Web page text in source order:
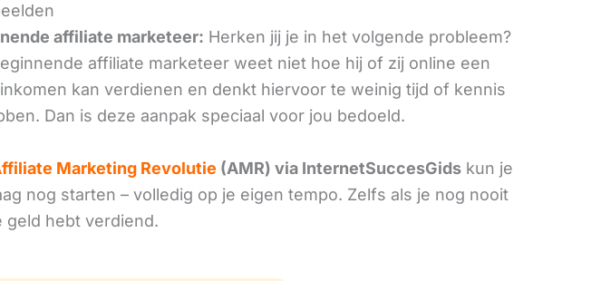
affiliate marketeer: Herken jij je in het volgende probleem?
affiliate marketeer weet niet hoe hij of zij online een
kan verdienen en denkt hiervoor te weinig tijd of kennis
Dan is deze aanpak speciaal voor jou bedoeld.
Marketing Revolutie (AMR) via InternetSuccesGids kun je
nog starten – volledig op je eigen tempo. Zelfs als je nog nooit
geld hebt verdiend.